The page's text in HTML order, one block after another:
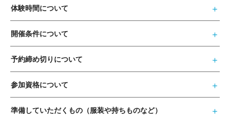
体験時間について
開催条件について
予約締め切りについて
参加資格について
準備していただくもの（服装や持ちものなど）